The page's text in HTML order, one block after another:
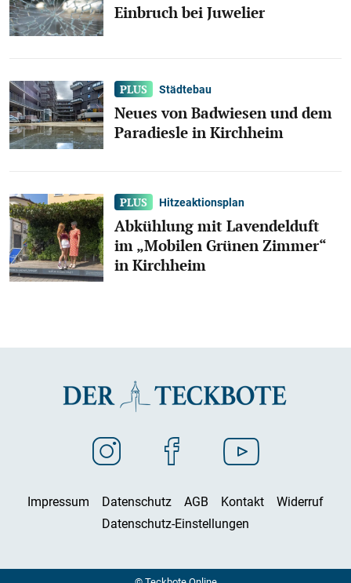
Einbruch bei Juwelier
Städtebau
Neues von Badwiesen und dem
Paradiesle in Kirchheim
Hitzeaktionsplan
Abkühlung mit Lavendelduft
im „Mobilen Grünen Zimmer“
in Kirchheim
Impressum Datenschutz AGB Kontakt
Widerruf
Datenschutz-Einstellungen